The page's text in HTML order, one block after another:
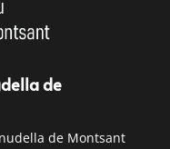
de
de Montsant